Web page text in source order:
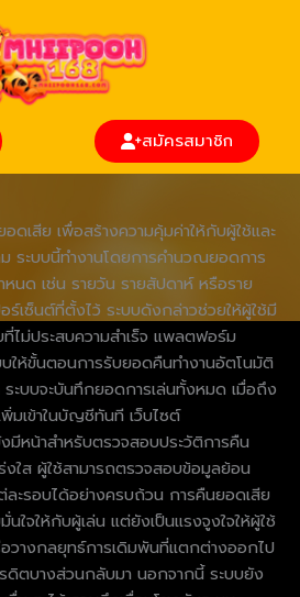
สมัครสมาชิก
ดเสีย เพื่อสร้างความคุ้มค่าให้กับผู้ใช้และ
ม ระบบนี้ทำงานโดยการคำนวณยอดการ
หนด เช่น รายวัน รายสัปดาห์ หรือราย
ร์เซ็นต์ที่ตั้งไว้ ระบบดังกล่าวช่วยให้ผู้ใช้มี
ไม่ประสบความสำเร็จ แพลตฟอร์ม
ให้ขั้นตอนการรับยอดคืนทำงานอัตโนมัติ
ะบบจะบันทึกยอดการเล่นทั้งหมด เมื่อถึง
มเข้าในบัญชีทันที เว็บไซต์
มีหน้าสำหรับตรวจสอบประวัติการคืน
งใส ผู้ใช้สามารถตรวจสอบข้อมูลย้อน
ละรอบได้อย่างครบถ้วน การคืนยอดเสีย
ใจให้กับผู้เล่น แต่ยังเป็นแรงจูงใจให้ผู้ใช้
วางกลยุทธ์การเดิมพันที่แตกต่างออกไป
รดิตบางส่วนกลับมา นอกจากนี้ ระบบยัง